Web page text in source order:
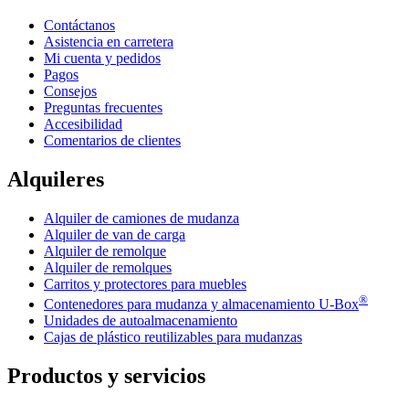
Contáctanos
Asistencia en carretera
Mi cuenta y pedidos
Pagos
Consejos
Preguntas frecuentes
Accesibilidad
Comentarios de clientes
Alquileres
Alquiler de camiones de mudanza
Alquiler de van de carga
Alquiler de remolque
Alquiler de remolques
Carritos y protectores para muebles
Contenedores para mudanza y almacenamiento U-Box®
Unidades de autoalmacenamiento
Cajas de plástico reutilizables para mudanzas
Productos y servicios